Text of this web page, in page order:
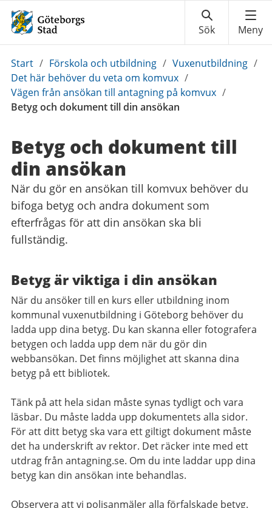
Du
är
här:
Start / Förskola och utbildning / Vuxenutbildning /
Det här behöver du veta om komvux /
Vägen från ansökan till antagning på komvux /
Betyg och dokument till din ansökan
Betyg och dokument till
din ansökan
När du gör en ansökan till komvux behöver du
bifoga betyg och andra dokument som
efterfrågas för att din ansökan ska bli
fullständig.
Betyg är viktiga i din ansökan
När du ansöker till en kurs eller utbildning inom
kommunal vuxenutbildning i Göteborg behöver du
ladda upp dina betyg. Du kan skanna eller fotografera
betygen och ladda upp dem när du gör din
webbansökan. Det finns möjlighet att skanna dina
betyg på ett bibliotek.
Tänk på att hela sidan måste synas tydligt och vara
läsbar. Du måste ladda upp dokumentets alla sidor.
För att ditt betyg ska vara ett giltigt dokument måste
det ha underskrift av rektor. Det räcker inte med ett
utdrag från antagning.se. Om du inte laddar upp dina
betyg kan din ansökan inte behandlas.
Observera att vi polisanmäler alla förfalskade betyg.